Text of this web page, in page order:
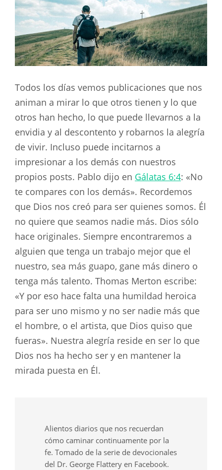
Todos los días vemos publicaciones que nos
animan a mirar lo que otros tienen y lo que
otros han hecho, lo que puede llevarnos a la
envidia y al descontento y robarnos la alegría
de vivir. Incluso puede incitarnos a
impresionar a los demás con nuestros
propios posts. Pablo dijo en Gálatas 6:4: «No
te compares con los demás». Recordemos
que Dios nos creó para ser quienes somos. Él
no quiere que seamos nadie más. Dios sólo
hace originales. Siempre encontraremos a
alguien que tenga un trabajo mejor que el
nuestro, sea más guapo, gane más dinero o
tenga más talento. Thomas Merton escribe:
«Y por eso hace falta una humildad heroica
para ser uno mismo y no ser nadie más que
el hombre, o el artista, que Dios quiso que
fueras». Nuestra alegría reside en ser lo que
Dios nos ha hecho ser y en mantener la
mirada puesta en Él.
Alientos diarios que nos recuerdan
cómo caminar continuamente por la
fe. Tomado de la serie de devocionales
del Dr. George Flattery en Facebook.